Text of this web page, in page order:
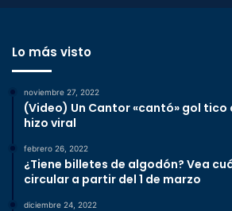
Lo más visto
noviembre 27, 2022
(Video) Un Cantor «cantó» gol tico
hizo viral
febrero 26, 2022
¿Tiene billetes de algodón? Vea
circular a partir del 1 de marzo
diciembre 24, 2022